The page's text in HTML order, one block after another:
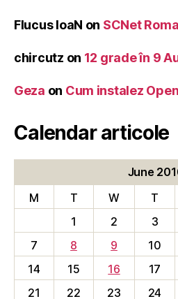
Flucus IoaN on SCNet
chircutz on 12 grade în 9
Geza on Cum instalez
Calendar articole
June
M
T W T
1
2 3
7
8 9 10
14
15 16 17
21
22 23 24